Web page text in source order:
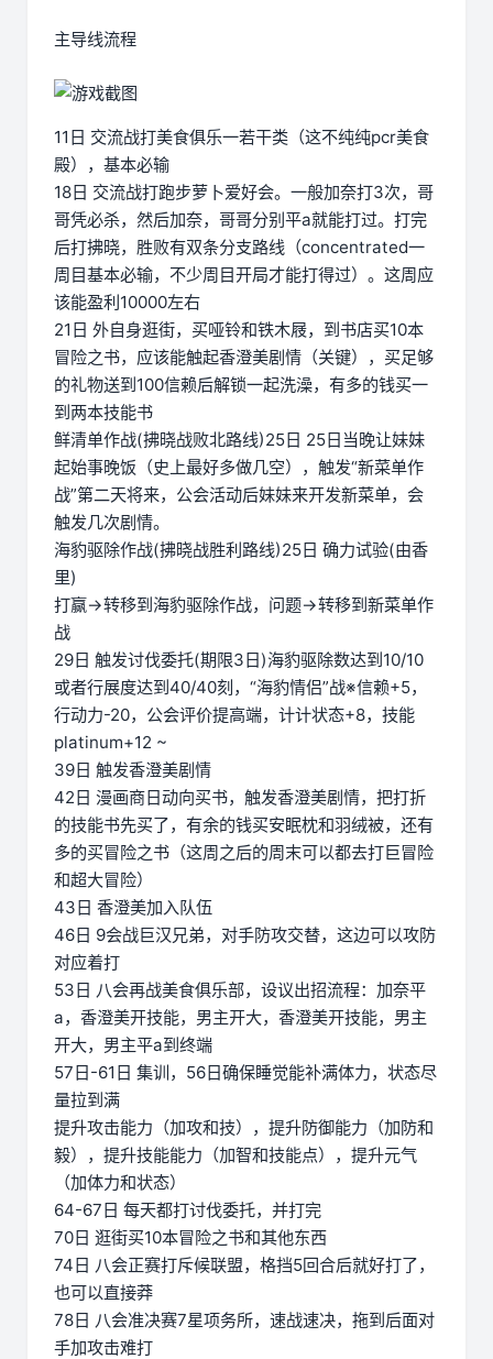
主导线流程
11日 交流战打美食俱乐一若干类（这不纯纯pcr美食
殿），基本必输
18日 交流战打跑步萝卜爱好会。一般加奈打3次，哥
哥凭必杀，然后加奈，哥哥分别平a就能打过。打完
后打拂晓，胜败有双条分支路线（concentrated一
周目基本必输，不少周目开局才能打得过）。这周应
该能盈利10000左右
21日 外自身逛街，买哑铃和铁木屐，到书店买10本
冒险之书，应该能触起香澄美剧情（关键），买足够
的礼物送到100信赖后解锁一起洗澡，有多的钱买一
到两本技能书
鲜清单作战(拂晓战败北路线)25日 25日当晚让妹妹
起始事晚饭（史上最好多做几空），触发“新菜单作
战”第二天将来，公会活动后妹妹来开发新菜单，会
触发几次剧情。
海豹驱除作战(拂晓战胜利路线)25日 确力试验(由香
里)
打赢→转移到海豹驱除作战，问题→转移到新菜单作
战
29日 触发讨伐委托(期限3日)海豹驱除数达到10/10
或者行展度达到40/40刻，“海豹情侣”战※信赖+5，
行动力-20，公会评价提高端，计计状态+8，技能
platinum+12 ~
39日 触发香澄美剧情
42日 漫画商日动向买书，触发香澄美剧情，把打折
的技能书先买了，有余的钱买安眠枕和羽绒被，还有
多的买冒险之书（这周之后的周末可以都去打巨冒险
和超大冒险）
43日 香澄美加入队伍
46日 9会战巨汉兄弟，对手防攻交替，这边可以攻防
对应着打
53日 八会再战美食俱乐部，设议出招流程：加奈平
a，香澄美开技能，男主开大，香澄美开技能，男主
开大，男主平a到终端
57日-61日 集训，56日确保睡觉能补满体力，状态尽
量拉到满
提升攻击能力（加攻和技），提升防御能力（加防和
毅），提升技能能力（加智和技能点），提升元气
（加体力和状态）
64-67日 每天都打讨伐委托，并打完
70日 逛街买10本冒险之书和其他东西
74日 八会正赛打斥候联盟，格挡5回合后就好打了，
也可以直接莽
78日 八会准决赛7星项务所，速战速决，拖到后面对
手加攻击难打